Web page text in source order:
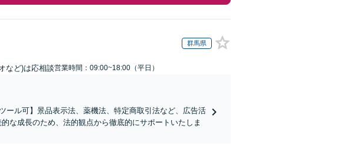
群馬県
など)は応相談営業時間：09:00~18:00（平日）
ール可】景品表示法、薬機法、特定商取引法など、広告活
な成長のため、法的観点から徹底的にサポートいたしま